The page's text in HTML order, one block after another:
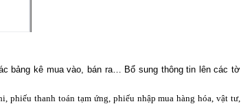
bảng kê mua vào, bán ra… Bổ sung thông tin lên các tờ
phiếu thanh toán tạm ứng, phiếu nhập mua hàng hóa, vật tư,